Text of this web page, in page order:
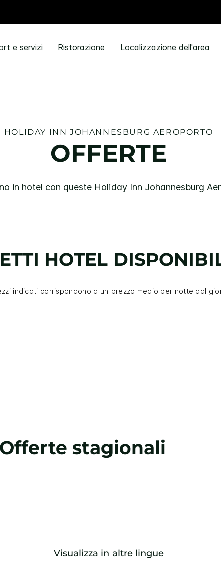
e servizi Ristorazione Localizzazione dell'area
HOLIDAY INN JOHANNESBURG AEROPORTO
OFFERTE
in hotel con queste Holiday Inn Johannesburg
HOTEL
indicati corrispondono a un prezzo medio per notte dal
Offerte stagionali
Visualizza in altre lingue